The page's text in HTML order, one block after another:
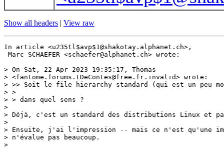
Show all headers | View raw
In article <u235tl$avp$1@shakotay.alphanet.ch>,
Marc SCHAEFER <schaefer@alphanet.ch> wrote:
> On Sat, 22 Apr 2023 19:35:17, Thomas
> <fantome.forums.tDeContes@free.fr.invalid> wrote:
> >> Soit le file hierarchy standard (qui est un peu
> >
> > dans quel sens ?
>
> Déjà, c'est un standard des distributions Linux et
>
> Ensuite, j'ai l'impression -- mais ce n'est qu'une
> n'évalue pas beaucoup.
>